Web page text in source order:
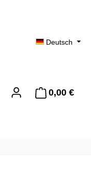
Deutsch
0,00 €